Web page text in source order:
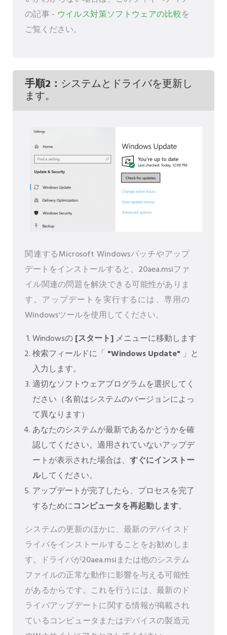
の記事 - ウイルス対策ソフトウェアの比較を
ご覧ください。
手順2： システムとドライバを更新し
ます。
関連するMicrosoft Windowsパッチやアップ
デートをインストールすると、20aea.msiファ
イル関連の問題を解決できる可能性がありま
す。アップデートを実行するには、専用の
Windowsツールを使用してください。
Windowsの[スタート] メニューに移動します
検索フィールドに「 "Windows Update" 」と
入力します。
適切なソフトウェアプログラムを選択してく
ださい（名前はシステムのバージョンによっ
て異なります）
あなたのシステムが最新であるかどうかを確
認してください。適用されていないアップデ
ートが表示された場合は、 すぐにインストー
ルしてください。
アップデートが完了したら、プロセスを完了
するためにコンピュータを再起動します。
システムの更新のほかに、最新のデバイスド
ライバをインストールすることをお勧めしま
す。ドライバが20aea.msiまたは他のシステム
ファイルの正常な動作に影響を与える可能性
があるからです。これを行うには、最新のド
ライバアップデートに関する情報が掲載され
ているコンピュータまたはデバイスの製造元